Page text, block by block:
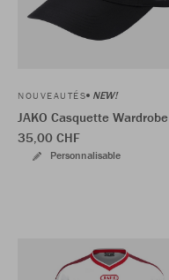
NOUVEAUTÉS NEW!
JAKO Casquette Wardrobe
35,00 CHF
Personnalisable